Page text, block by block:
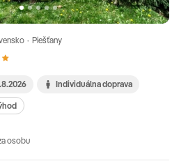
· Piešťany
Individuálna doprava
osobu